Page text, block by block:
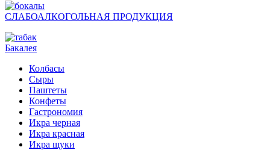
СЛАБОАЛКОГОЛЬНАЯ ПРОДУКЦИЯ
Бакалея
Колбасы
Сыры
Паштеты
Конфеты
Гастрономия
Икра черная
Икра красная
Икра щуки